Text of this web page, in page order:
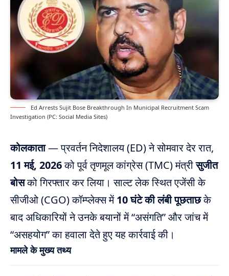
Ed Arrests Sujit Bose Breakthrough In Municipal Recruitment Scam
Investigation (PC: Social Media Sites)
कोलकाता— प्रवर्तन निदेशालय (ED) ने सोमवार देर रात,
11 मई, 2026को पूर्व तृणमूल कांग्रेस (TMC) मंत्रीसुजीत
बोसको गिरफ्तार कर लिया। साल्ट लेक स्थित एजेंसी के
सीजीओ (CGO) कॉम्प्लेक्स में10 घंटे की लंबी पूछताछके
बाद अधिकारियों ने उनके बयानों में “असंगति” और जांच में
“असहयोग” का हवाला देते हुए यह कार्रवाई की।
मामले के मुख्य तथ्य